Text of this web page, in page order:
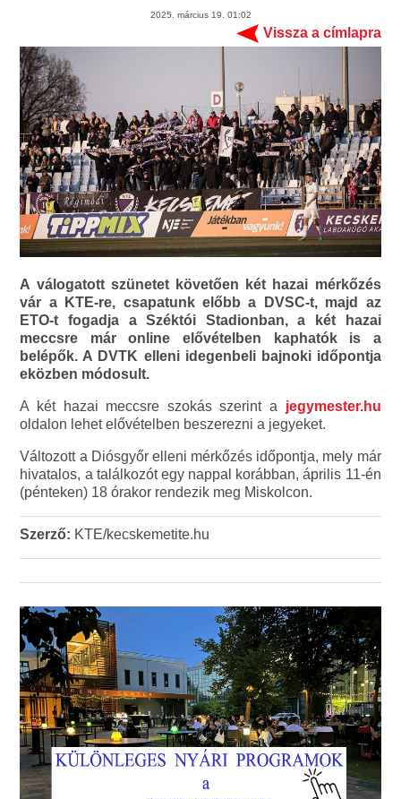
2025. március 19. 01:02
Vissza a címlapra
A válogatott szünetet követően két hazai mérkőzés
vár a KTE-re, csapatunk előbb a DVSC-t, majd az
ETO-t fogadja a Széktói Stadionban, a két hazai
meccsre már online elővételben kaphatók is a
belépők. A DVTK elleni idegenbeli bajnoki időpontja
eközben módosult.
A két hazai meccsre szokás szerint a jegymester.hu
oldalon lehet elővételben beszerezni a jegyeket.
Változott a Diósgyőr elleni mérkőzés időpontja, mely már
hivatalos, a találkozót egy nappal korábban, április 11-én
(pénteken) 18 órakor rendezik meg Miskolcon.
Szerző: KTE/kecskemetite.hu